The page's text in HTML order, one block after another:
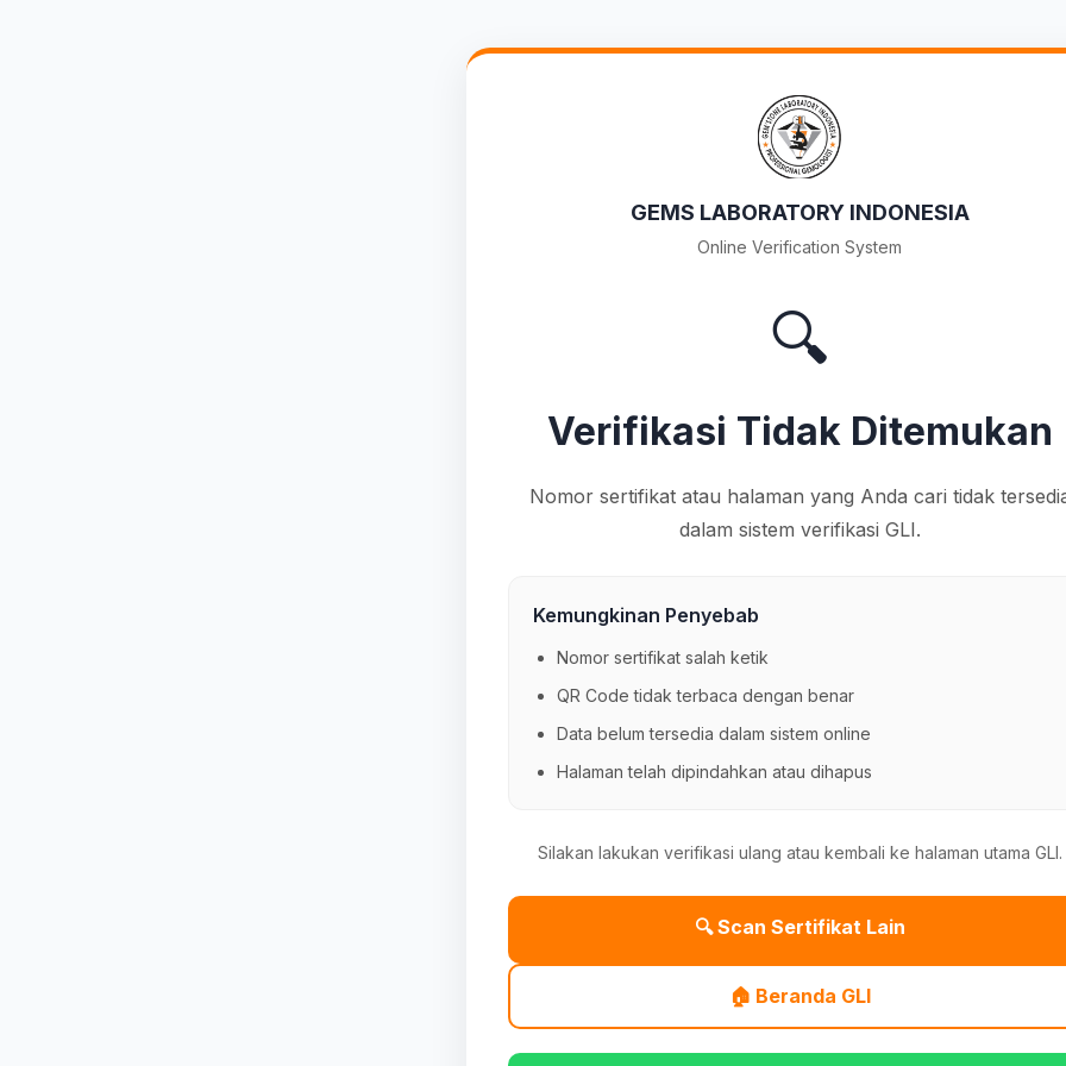
GEMS LABORATORY INDONESIA
Online Verification System
🔍
Verifikasi Tidak Ditemukan
Nomor sertifikat atau halaman yang Anda cari tidak
dalam sistem verifikasi GLI.
Kemungkinan Penyebab
Nomor sertifikat salah ketik
QR Code tidak terbaca dengan benar
Data belum tersedia dalam sistem online
Halaman telah dipindahkan atau dihapus
Silakan lakukan verifikasi ulang atau kembali ke halaman utama GLI.
🔍 Scan Sertifikat Lain
🏠 Beranda GLI